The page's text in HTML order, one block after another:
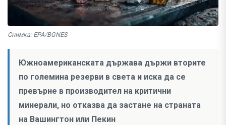
Снимка: EPA/BGNES
Южноамериканската държава държи вторите
по големина резерви в света и иска да се
превърне в производител на критични
минерали, но отказва да застане на страната
на Вашингтон или Пекин